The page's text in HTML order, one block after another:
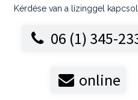
Kérdése van a lízinggel
06 (1) 345-
online